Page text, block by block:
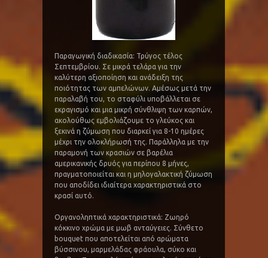
Παραγωγική διαδικασία: Τρύγος τέλος
Σεπτεμβρίου. Σε μικρά τελάρα για την
καλύτερη αξιοποίηση και ανάδειξη της
ποιότητας των αμπελώνων. Αμέσως μετά την
παραλαβή του, το σταφύλι υποβάλλεται σε
εκραγισμό και μια μικρή σύνθλιψη των καρπών,
ακολούθως εμβολιάζουμε το γλεύκος και
ξεκινά η ζύμωση που διαρκεί για 8-10 ημέρες
μέχρι την ολοκλήρωσή της. Παράλληλα με την
παραμονή των κρασιών σε βαρέλια
αμερικανικής δρυός για περίπου 8 μήνες,
πραγματοποιείται και η μηλογαλακτική ζύμωση
που αποδίδει ιδιαίτερα χαρακτηριστικά στο
κρασί αυτό.
Οργανοληπτικά χαρακτηριστικά: Ζωηρό
κόκκινο χρώμα με μωβ ανταύγειες. Σύνθετο
bouquet που αποτελείται από αρώματα
βύσσινου, μαρμελάδας φράουλα, σύκο και